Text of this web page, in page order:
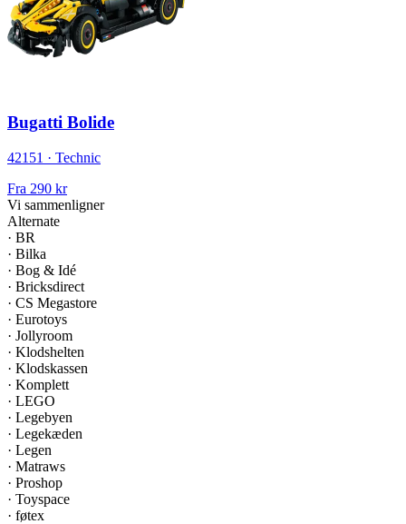
Bugatti Bolide
42151 · Technic
Fra 290 kr
Vi sammenligner
Alternate
· BR
· Bilka
· Bog & Idé
· Bricksdirect
· CS Megastore
· Eurotoys
· Jollyroom
· Klodshelten
· Klodskassen
· Komplett
· LEGO
· Legebyen
· Legekæden
· Legen
· Matraws
· Proshop
· Toyspace
· føtex